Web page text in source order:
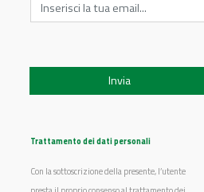
© Riproduzione riservata
Testata giornalistica
Se vuoi diventare nostro
Scarica il mediakitper
Trattamento dei dati personali
Con la sottoscrizione della presente, l’utente